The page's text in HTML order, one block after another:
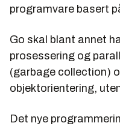
programvare basert
Go skal blant annet
prosessering og
(garbage collection)
objektorientering,
Det nye